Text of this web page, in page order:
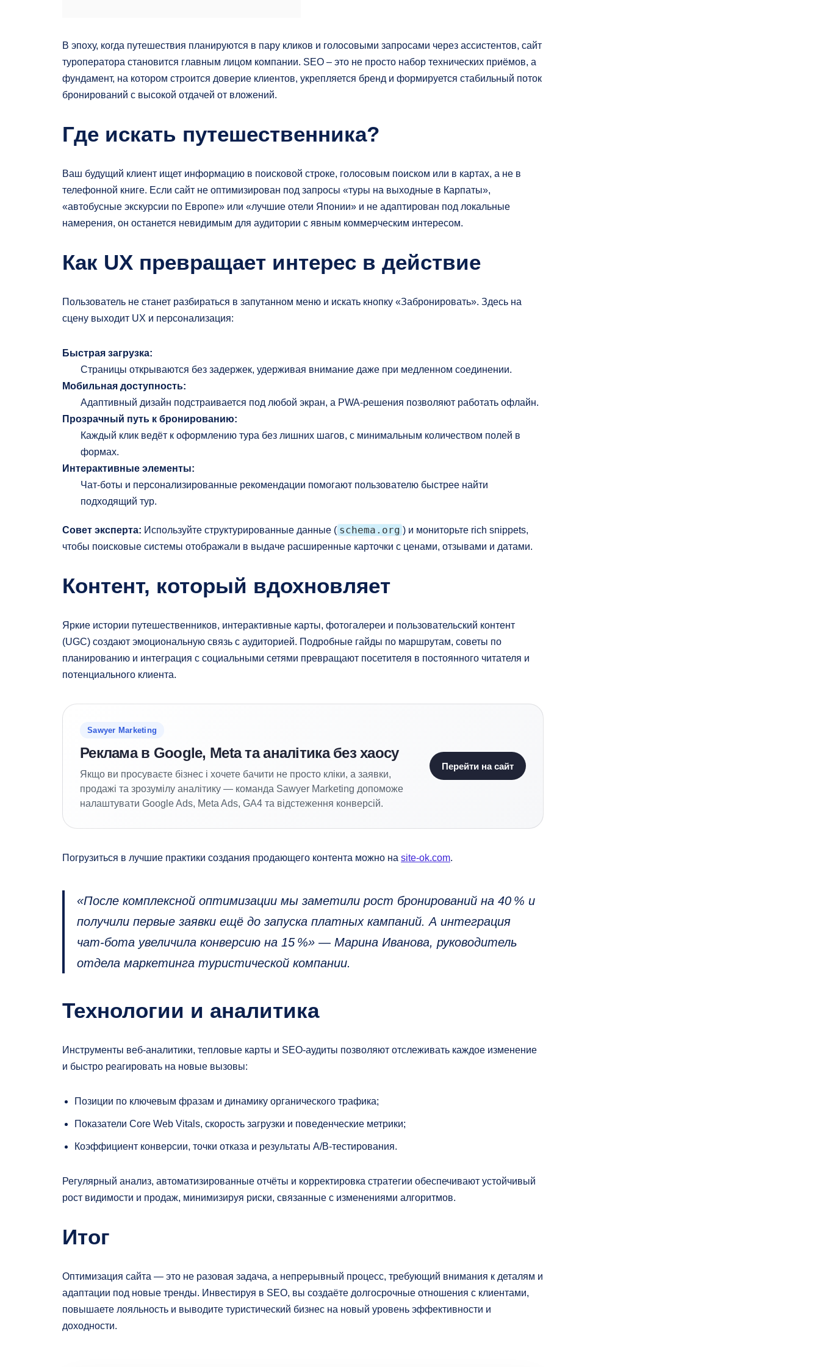
В эпоху, когда путешествия планируются в пару кликов и голосовыми запросами через ассистентов, сайт
туроператора становится главным лицом компании. SEO – это не просто набор технических приёмов, а
фундамент, на котором строится доверие клиентов, укрепляется бренд и формируется стабильный поток
бронирований с высокой отдачей от вложений.
Где искать путешественника?
Ваш будущий клиент ищет информацию в поисковой строке, голосовым поиском или в картах, а не в
телефонной книге. Если сайт не оптимизирован под запросы «туры на выходные в Карпаты»,
«автобусные экскурсии по Европе» или «лучшие отели Японии» и не адаптирован под локальные
намерения, он останется невидимым для аудитории с явным коммерческим интересом.
Как UX превращает интерес в действие
Пользователь не станет разбираться в запутанном меню и искать кнопку «Забронировать». Здесь на
сцену выходит UX и персонализация:
Быстрая загрузка:
Страницы открываются без задержек, удерживая внимание даже при медленном соединении.
Мобильная доступность:
Адаптивный дизайн подстраивается под любой экран, а PWA‑решения позволяют работать офлайн.
Прозрачный путь к бронированию:
Каждый клик ведёт к оформлению тура без лишних шагов, с минимальным количеством полей в
формах.
Интерактивные элементы:
Чат‑боты и персонализированные рекомендации помогают пользователю быстрее найти
подходящий тур.
Совет эксперта: Используйте структурированные данные ( schema.org ) и мониторьте rich snippets,
чтобы поисковые системы отображали в выдаче расширенные карточки с ценами, отзывами и датами.
Контент, который вдохновляет
Яркие истории путешественников, интерактивные карты, фотогалереи и пользовательский контент
(UGC) создают эмоциональную связь с аудиторией. Подробные гайды по маршрутам, советы по
планированию и интеграция с социальными сетями превращают посетителя в постоянного читателя и
потенциального клиента.
Sawyer Marketing
Реклама в Google, Meta та аналітика без хаосу
Якщо ви просуваєте бізнес і хочете бачити не просто кліки, а заявки,
продажі та зрозумілу аналітику — команда Sawyer Marketing допоможе
налаштувати Google Ads, Meta Ads, GA4 та відстеження конверсій.
Перейти на сайт
Погрузиться в лучшие практики создания продающего контента можно на site-ok.com.
«После комплексной оптимизации мы заметили рост бронирований на 40 % и
получили первые заявки ещё до запуска платных кампаний. А интеграция
чат‑бота увеличила конверсию на 15 %» — Марина Иванова, руководитель
отдела маркетинга туристической компании.
Технологии и аналитика
Инструменты веб-аналитики, тепловые карты и SEO-аудиты позволяют отслеживать каждое изменение
и быстро реагировать на новые вызовы:
Позиции по ключевым фразам и динамику органического трафика;
Показатели Core Web Vitals, скорость загрузки и поведенческие метрики;
Коэффициент конверсии, точки отказа и результаты A/B‑тестирования.
Регулярный анализ, автоматизированные отчёты и корректировка стратегии обеспечивают устойчивый
рост видимости и продаж, минимизируя риски, связанные с изменениями алгоритмов.
Итог
Оптимизация сайта — это не разовая задача, а непрерывный процесс, требующий внимания к деталям и
адаптации под новые тренды. Инвестируя в SEO, вы создаёте долгосрочные отношения с клиентами,
повышаете лояльность и выводите туристический бизнес на новый уровень эффективности и
доходности.